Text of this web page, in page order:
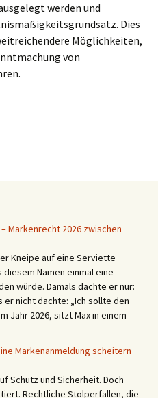
werden und
Dies
Möglichkeiten,
von
Markenrecht aus 2024
Markenrecht 2026 zwischen
Kneipe auf eine Serviette
Namen einmal eine
würde. Damals dachte er nur:
er nicht dachte: „Ich sollte den
Jahr 2026, sitzt Max in einem
Markenanmeldung scheitern
Schutz und Sicherheit. Doch
Rechtliche Stolperfallen, die